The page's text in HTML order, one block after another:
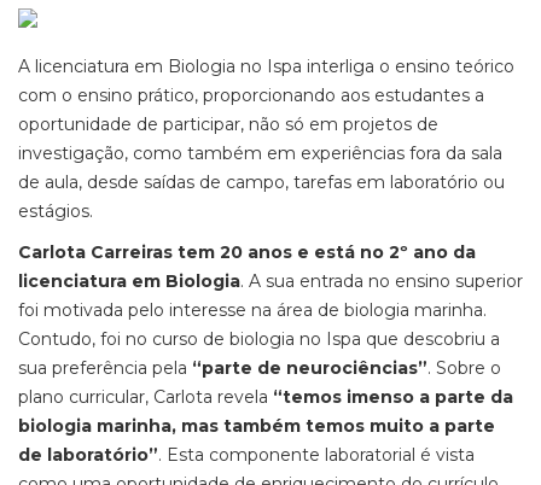
A licenciatura em Biologia no Ispa interliga o ensino teórico
com o ensino prático, proporcionando aos estudantes a
oportunidade de participar, não só em projetos de
investigação, como também em experiências fora da sala
de aula, desde saídas de campo, tarefas em laboratório ou
estágios.
Carlota Carreiras tem 20 anos e está no 2º ano da
licenciatura em Biologia. A sua entrada no ensino superior
foi motivada pelo interesse na área de biologia marinha.
Contudo, foi no curso de biologia no Ispa que descobriu a
sua preferência pela “parte de neurociências”. Sobre o
plano curricular, Carlota revela “temos imenso a parte da
biologia marinha, mas também temos muito a parte
de laboratório”. Esta componente laboratorial é vista